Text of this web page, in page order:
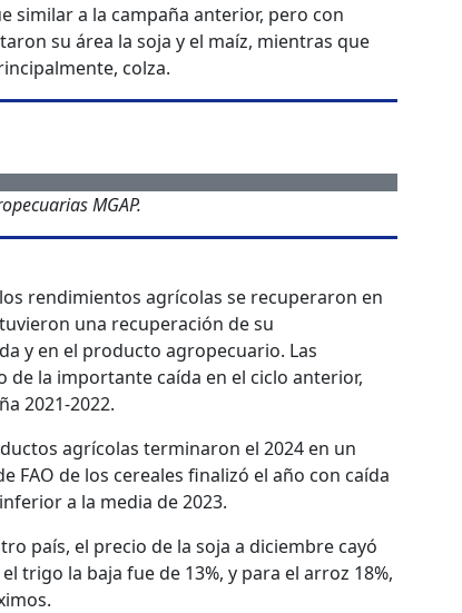
similar a la campaña anterior, pero con
su área la soja y el maíz, mientras que
colza.
MGAP.
rendimientos agrícolas se recuperaron en
una recuperación de su
y en el producto agropecuario. Las
la importante caída en el ciclo anterior,
2021-2022.
agrícolas terminaron el 2024 en un
FAO de los cereales finalizó el año con caída
a la media de 2023.
país, el precio de la soja a diciembre cayó
trigo la baja fue de 13%, y para el arroz 18%,